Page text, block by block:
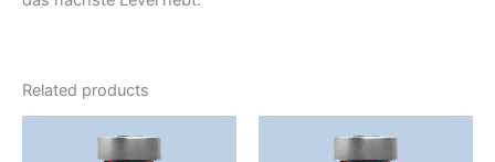
Related products